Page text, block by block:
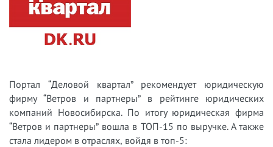
Портал “Деловой квартал” рекомендует юридическую
фирму “Ветров и партнеры” в рейтинге юридических
компаний Новосибирска. По итогу юридическая фирма
“Ветров и партнеры” вошла в ТОП-15 по выручке. А также
стала лидером в отраслях, войдя в топ-5: